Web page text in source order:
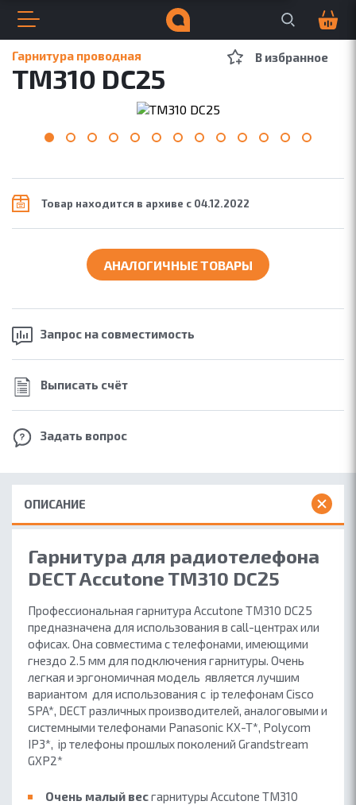
ASP
Открыть меню
Поиск по сайту
Всплывающее меню
Навигация по сайту
ДЛЯ БИЗНЕСА
Закрыть меню
Гарнитура проводная
TM310 DC25
В избранное
Товар находится в архиве с 04.12.2022
АНАЛОГИЧНЫЕ ТОВАРЫ
Запрос на совместимость
Выписать счёт
Задать вопрос
ОПИСАНИЕ
Гарнитура для радиотелефона
DECT Accutone TM310 DC25
Профессиональная гарнитура Accutone TM310 DC25
предназначена для использования в call-центрах или
офисах. Она совместима с телефонами, имеющими
гнездо 2.5 мм для подключения гарнитуры. Очень
легкая и эргономичная модель является лучшим
вариантом для использования с ip телефонам Cisco
SPA*, DECT различных производителей, аналоговыми и
системными телефонами Panasonic KX-T*, Polycom
IP3*, ip телефоны прошлых поколений Grandstream
GXP2*
Очень малый весгарнитуры Accutone TM310